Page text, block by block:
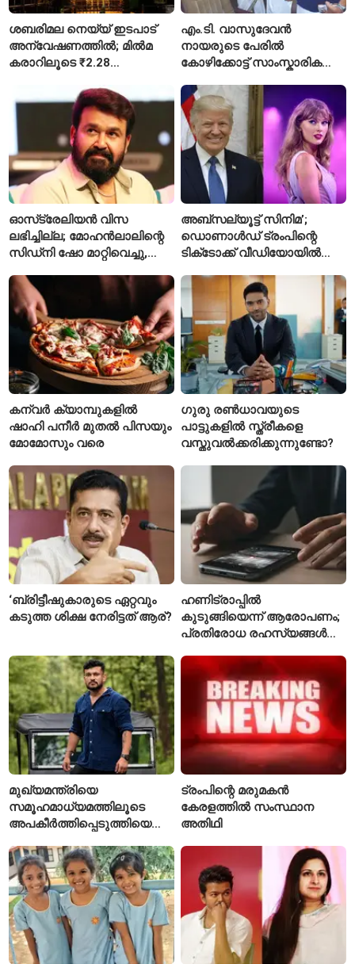
ശബരിമല നെയ്യ് ഇടപാട്
അന്വേഷണത്തിൽ; മിൽമ
കരാറിലൂടെ ₹2.28
എഫ്ഐആർ
എം.ടി. വാസുദേവൻ
നായരുടെ പേരിൽ
കോഴിക്കോട്ട് സാംസ്കാരിക
പ്രവർത്തനങ്ങൾക്ക് ₹50
കോടി
ഓസ്‌ട്രേലിയൻ വിസ
ലഭിച്ചില്ല; മോഹൻലാലിന്റെ
സിഡ്‌നി ഷോ മാറ്റിവെച്ചു,
ചോദിച്ച് താരം
അബ്സല്യൂട്ട് സിനിമ’;
ഡൊണാൾഡ് ട്രംപിന്റെ
ടിക്‌ടോക്ക് വീഡിയോയിൽ
‘August’ നീക്കം ചെയ്തു
കന്വർ ക്യാമ്പുകളിൽ
ഷാഹി പനീർ മുതൽ പിസയും
മോമോസും വരെ
ഗുരു രൺധാവയുടെ
പാട്ടുകളിൽ സ്ത്രീകളെ
വസ്തുവൽക്കരിക്കുന്നുണ്ടോ?
‘ബ്രിട്ടീഷുകാരുടെ ഏറ്റവും
കടുത്ത ശിക്ഷ നേരിട്ടത് ആര്?
ഹണിട്രാപ്പിൽ
കുടുങ്ങിയെന്ന് ആരോപണം;
പ്രതിരോധ രഹസ്യങ്ങൾ
വിങ് കമാൻഡർ അറസ്റ്റിൽ
മുഖ്യമന്ത്രിയെ
സമൂഹമാധ്യമത്തിലൂടെ
അപകീർത്തിപ്പെടുത്തിയെന്ന്
ആയങ്കിക്കെതിരെ പുതിയ
കേസ്
ട്രംപിന്റെ മരുമകൻ
കേരളത്തിൽ സംസ്ഥാന
അതിഥി